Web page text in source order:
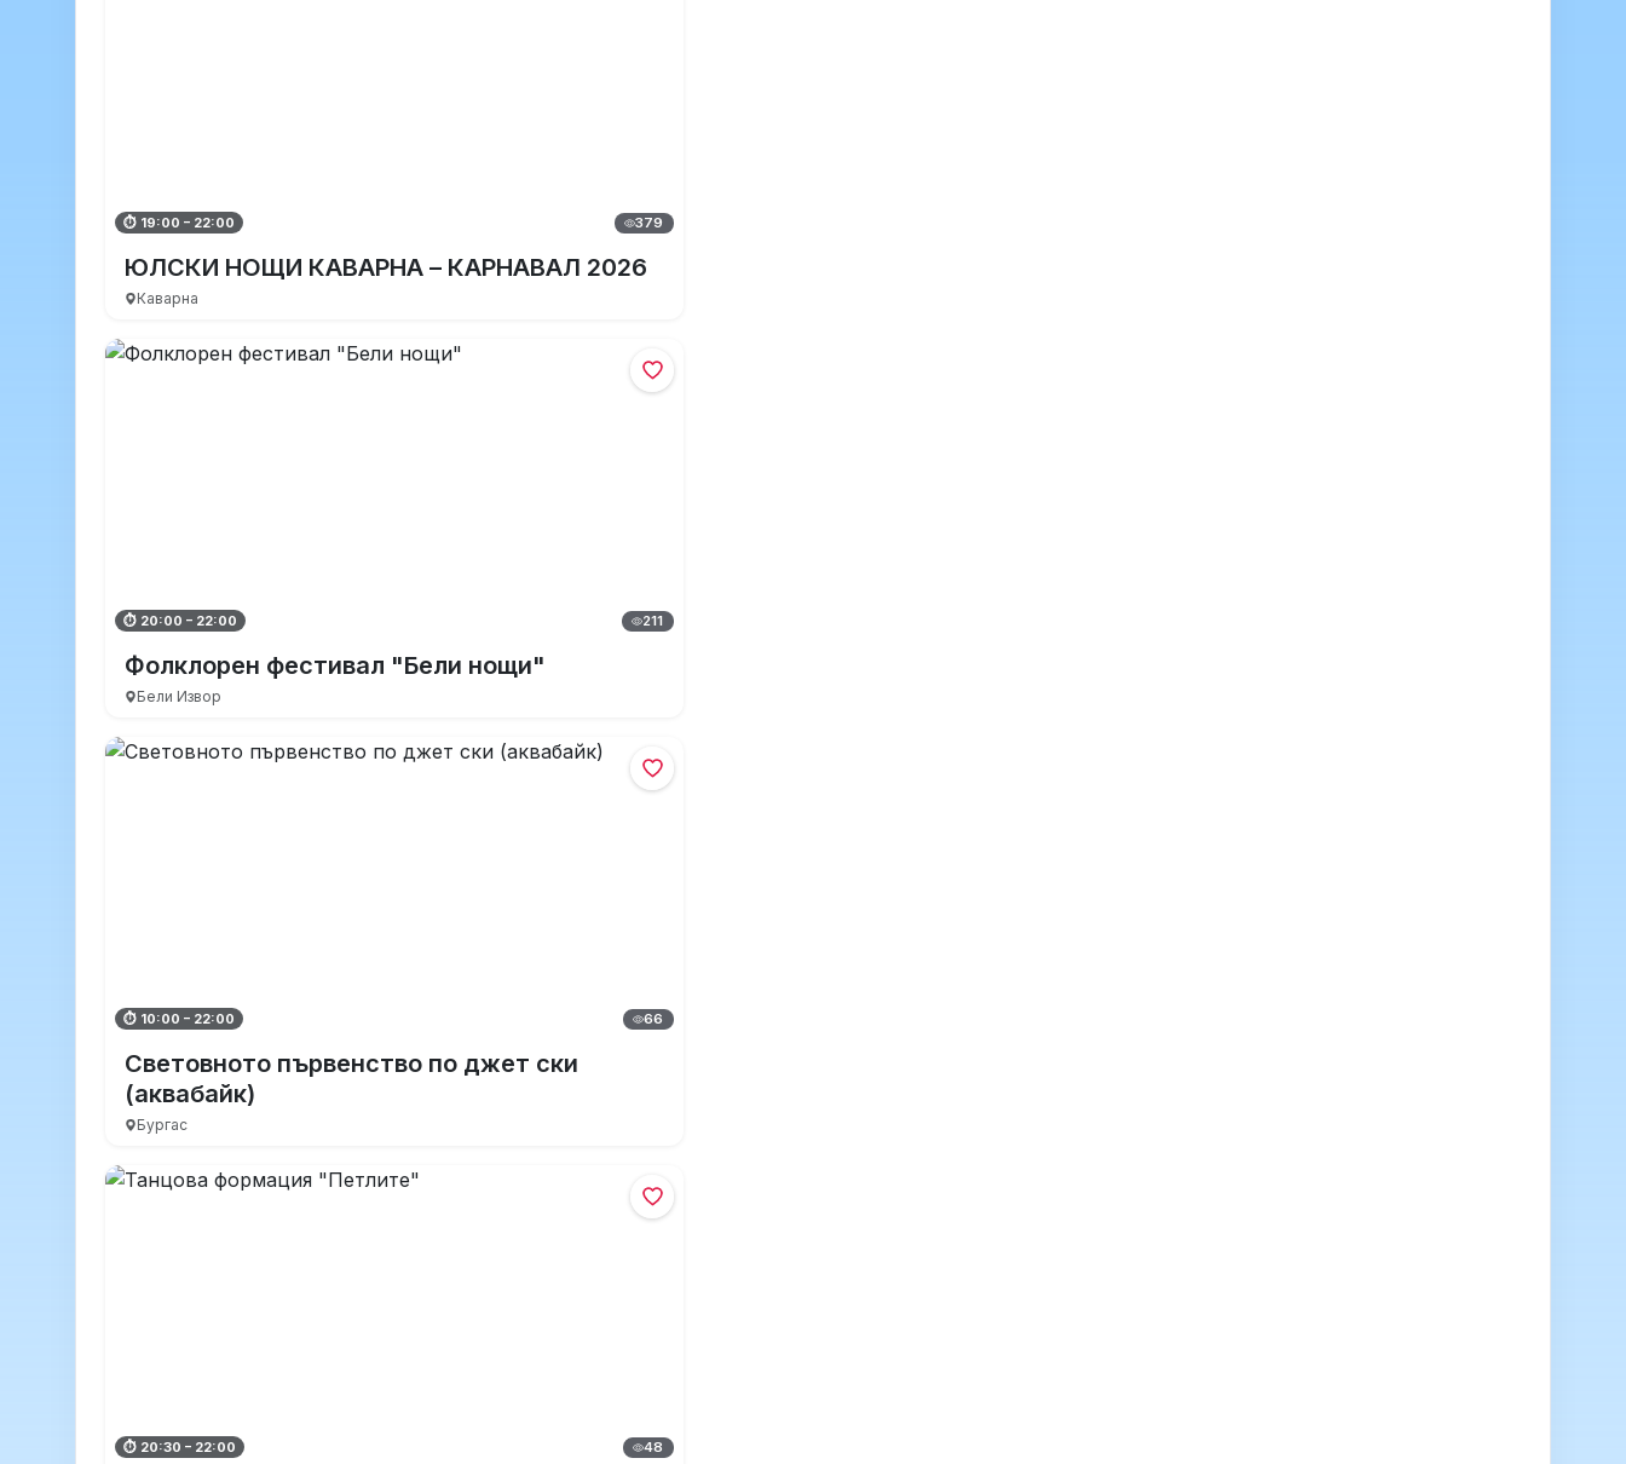
⏱ 19:00 – 22:00 379
ЮЛСКИ НОЩИ КАВАРНА – КАРНАВАЛ 2026
Каварна
⏱ 20:00 – 22:00 211
Фолклорен фестивал "Бели нощи"
Бели Извор
⏱ 10:00 – 22:00 66
Световното първенство по джет ски
(аквабайк)
Бургас
⏱ 20:30 – 22:00 48